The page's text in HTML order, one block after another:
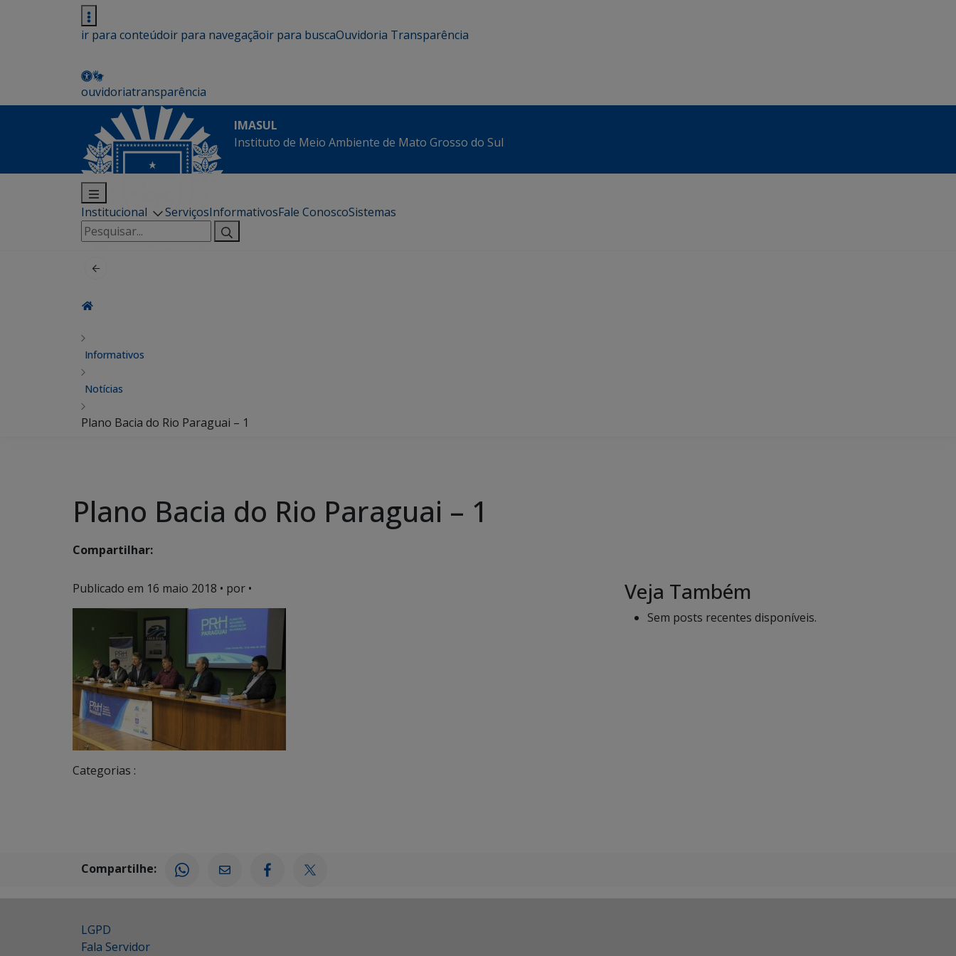
ir para conteúdoir para navegaçãoir para buscaOuvidoria Transparência
ouvidoriatransparência
IMASUL
Instituto de Meio Ambiente de Mato Grosso do Sul
Institucional ServiçosInformativosFale ConoscoSistemas
Pesquisar
por:
Informativos
Notícias
Plano Bacia do Rio Paraguai – 1
Plano Bacia do Rio Paraguai – 1
Compartilhar:
Publicado em 16 maio 2018 • por •
Categorias :
Veja Também
Sem posts recentes disponíveis.
Compartilhe:
LGPD
Fala Servidor